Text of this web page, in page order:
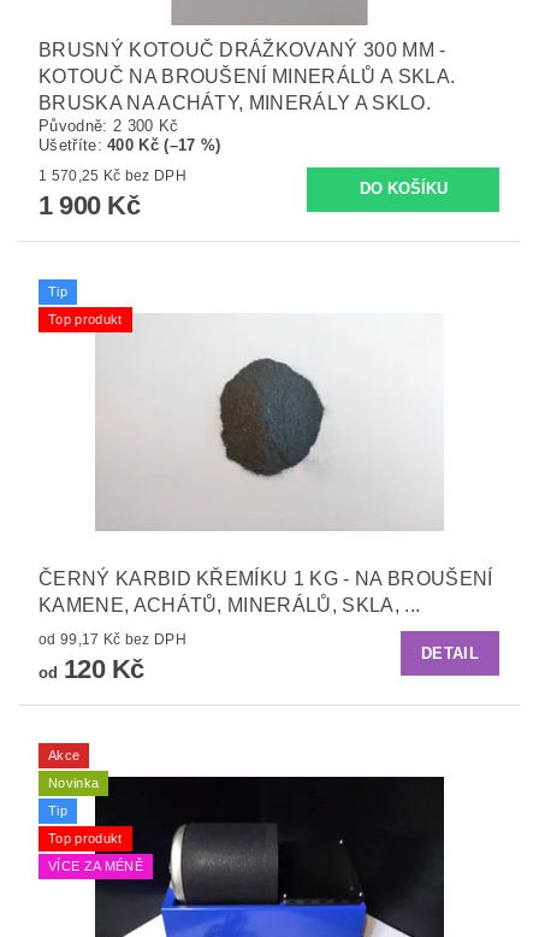
BRUSNÝ KOTOUČ DRÁŽKOVANÝ 300 MM -
KOTOUČ NA BROUŠENÍ MINERÁLŮ A SKLA.
BRUSKA NA ACHÁTY, MINERÁLY A SKLO.
Původně: 2 300 Kč
Ušetříte:400 Kč (–17 %)
1 570,25 Kč bez DPH
1 900 Kč
Tip
Top produkt
ČERNÝ KARBID KŘEMÍKU 1 KG - NA BROUŠENÍ
KAMENE, ACHÁTŮ, MINERÁLŮ, SKLA, ...
od 99,17 Kč bez DPH
od 120 Kč
DETAIL
Akce
Novinka
Tip
Top produkt
VÍCE ZA MÉNĚ